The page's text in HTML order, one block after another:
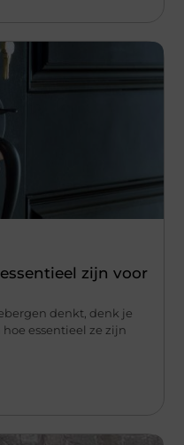
zijn voor
denkt, denk je
essentieel ze zijn